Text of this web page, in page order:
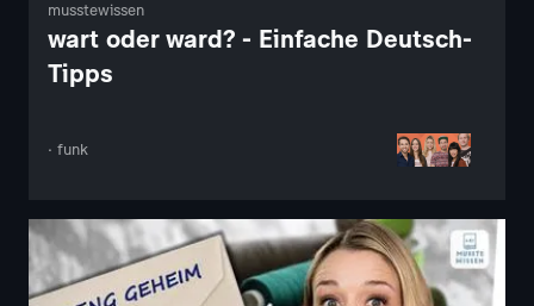
musstewissen
wart oder ward? - Einfache Deutsch-
Tipps
· funk